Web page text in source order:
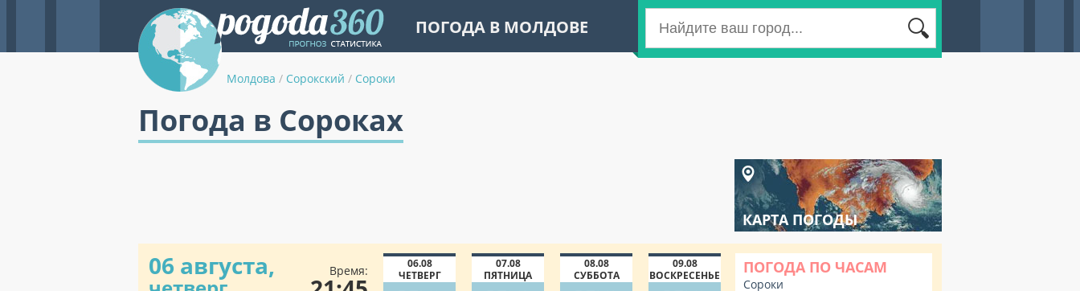
ПОГОДА В МОЛДОВЕ
Молдова / Сорокский / Сороки
Погода в Сороках
КАРТА ПОГОДЫ
06 августа, Время:
06.08
ЧЕТВЕРГ
07.08
ПЯТНИЦА
08.08
СУББОТА
09.08
ВОСКРЕСЕНЬЕ
ПОГОДА ПО ЧАСАМ
Сороки